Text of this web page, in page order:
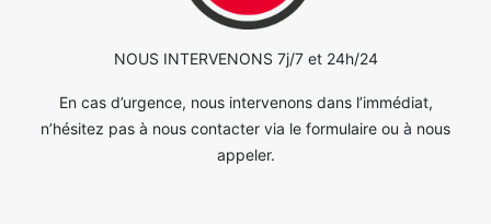
NOUS INTERVENONS 7j/7 et 24h/24
En cas d’urgence, nous intervenons dans l’immédiat,
n’hésitez pas à nous contacter via le formulaire ou à nous
appeler.